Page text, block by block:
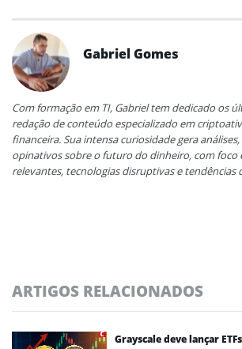
Gabriel Gomes
Com formação em TI, Gabriel tem dedicado os
redação de conteúdo especializado em
financeira. Sua intensa curiosidade gera
opinativos sobre o futuro do dinheiro, com foco
relevantes, tecnologias disruptivas e tendências
ARTIGOS RELACIONADOS
Grayscale deve lançar